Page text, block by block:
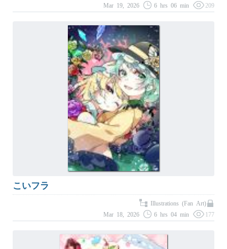
Mar 19, 2026
6 hrs 06 min 209
こいフラ
Illustrations (Fan Art)
Mar 18, 2026
6 hrs 04 min 177